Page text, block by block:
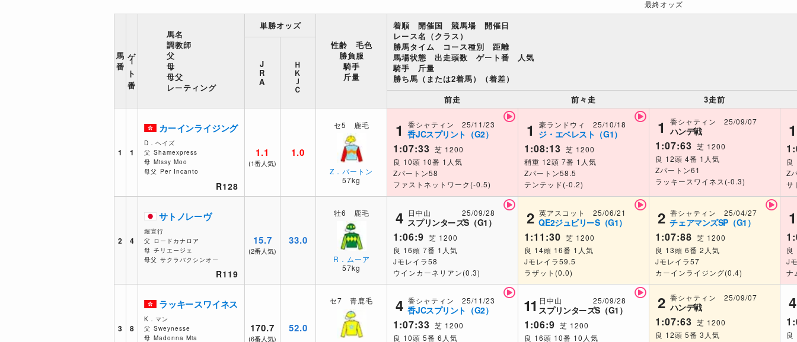
最終オッズ
馬
番 ゲート番
馬名
調教師
父
母
母父
レーティング
単勝オッズ
J
R
A ＨＫＪＣ
性齢 毛色
勝負服
騎手
斤量
着順 開催国 競馬場 開催日
レース名（クラス）
勝馬タイム コース種別 距離
馬場状態 出走頭数 ゲート番 人気
騎手 斤量
勝ち馬（または2着馬）（着差）
前走
前々走 3走前
1 1
カーインライジング
D．ヘイズ
父 Shamexpress
母 Missy Moo
母父 Per Incanto
R128
1.1
(1番人気)
1.0
セ5 鹿毛
Z．パートン
57kg
1 香シャティン 25/11/23
香JCスプリント（G2）
1:07:33 芝 1200
良 10頭 10番 1人気
Zパートン58
ファストネットワーク(-0.5)
1 豪ランドウィ 25/10/18
ジ・エベレスト（G1）
1:08:13 芝 1200
稍重 12頭 7番 1人気
Zパートン58.5
テンテッド(-0.2)
1 香シャティン 25/09/07
ハンデ戦
1:07:63 芝 1200
良 12頭 4番 1人気
Zパートン61
ラッキースワイネス(-0.3)
1
Z
サ
2 4
サトノレーヴ
堀宣行
父 ロードカナロア
母 チリエージェ
母父 サクラバクシンオー
R119
15.7
(2番人気)
33.0
牡6 鹿毛
R．ムーア
57kg
4 日中山 25/09/28
スプリンターズS（G1）
1:06:9 芝 1200
良 16頭 7番 1人気
Jモレイラ58
ウインカーネリアン(0.3)
2 英アスコット 25/06/21
QE2ジュビリーS（G1）
1:11:30 芝 1200
良 14頭 16番 1人気
Jモレイラ59.5
ラザット(0.0)
2 香シャティン 25/04/27
チェアマンズSP（G1）
1:07:88 芝 1200
良 13頭 6番 2人気
Jモレイラ57
カーインライジング(0.4)
1
J
ナ
3 8
ラッキースワイネス
K．マン
父 Sweynesse
母 Madonna Mia
170.7
(6番人気)
52.0
セ7 青鹿毛 4 香シャティン 25/11/23
香JCスプリント（G2）
1:07:33 芝 1200
良 10頭 5番 6人気
11 日中山 25/09/28
スプリンターズS（G1）
1:06:9 芝 1200
良 16頭 10番 10人気
2 香シャティン 25/09/07
ハンデ戦
1:07:63 芝 1200
良 12頭 5番 3人気
4